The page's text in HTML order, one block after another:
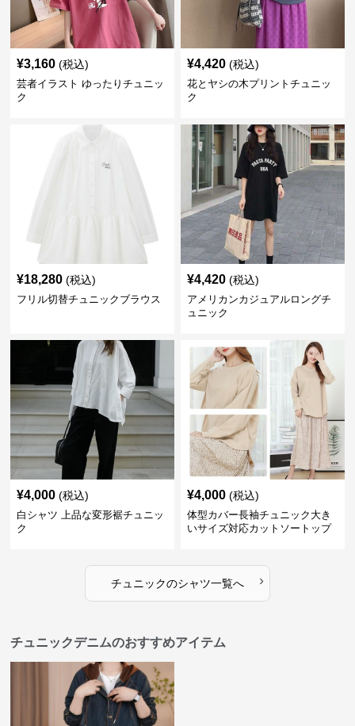
¥3,160 (税込)
芸者イラスト ゆったりチュニッ
ク
¥4,420 (税込)
花とヤシの木プリントチュニッ
ク
¥18,280 (税込)
フリル切替チュニックブラウス
¥4,420 (税込)
アメリカンカジュアルロングチ
ュニック
¥4,000 (税込)
白シャツ 上品な変形裾チュニッ
ク
¥4,000 (税込)
体型カバー長袖チュニック大き
いサイズ対応カットソートップ
チュニックのシャツ一覧へ ›
チュニックデニムのおすすめアイテム